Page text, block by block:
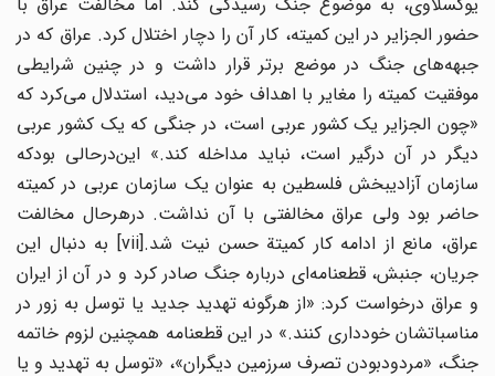
حضور الجزایر در این کمیته، کار آن را دچار اختلال کرد. عراق که در
جبهه‌های جنگ در موضع برتر قرار داشت و در چنین شرایطی
موفقیت کمیته را مغایر با اهداف خود می‌دید، استدلال می‌کرد که
«چون الجزایر یک کشور عربی است، در جنگی که یک کشور عربی
دیگر در آن درگیر است، نباید مداخله کند.» این‌درحالی بود‌که
سازمان آزادیبخش فلسطین به عنوان یک سازمان عربی در کمیته
حاضر بود ولی عراق مخالفتی با آن نداشت. درهرحال مخالفت
عراق، مانع از ادامه کار کمیتة حسن نیت شد.[vii] به دنبال این
جریان، جنبش، قطعنامه‌ای درباره جنگ صادر کرد و در آن از ایران
و عراق درخواست کرد: «از هرگونه تهدید جدید یا توسل به زور در
مناسباتشان خودداری کنند.» در این قطعنامه همچنین لزوم خاتمه
جنگ، «مردودبودن تصرف سرزمین دیگران»، «توسل به تهدید و یا